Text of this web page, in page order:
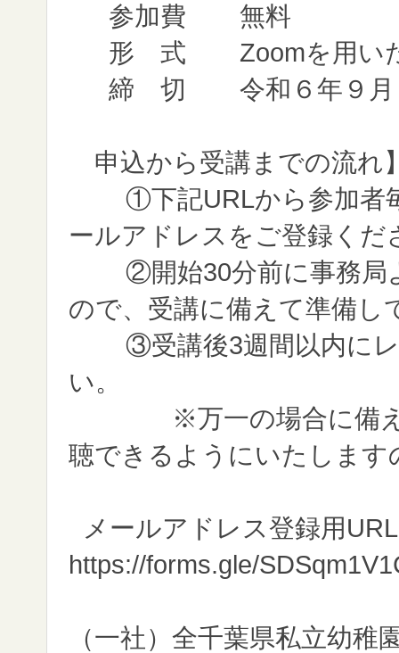
参加費
無料
形 式
Zoomを用い
締 切
令和６年９
申込から受講までの流れ
①下記URLから参加者
ールアドレスをご登録くだ
②開始30分前に事務局
ので、受講に備えて準備し
③受講後3週間以内に
い。
※万一の場合に備え、
聴できるようにいたしま
メールアドレス登録用
https://forms.gle/
（一社）全千葉県私立幼